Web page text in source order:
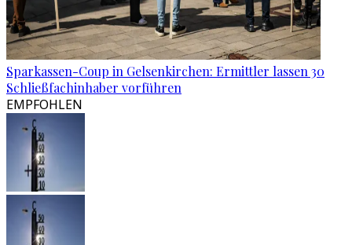
Sparkassen-Coup in Gelsenkirchen: Ermittler lassen 30
Schließfachinhaber vorführen
EMPFOHLEN